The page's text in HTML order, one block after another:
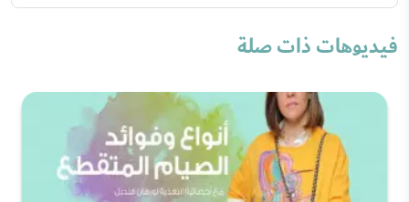
فيديوهات ذات صلة